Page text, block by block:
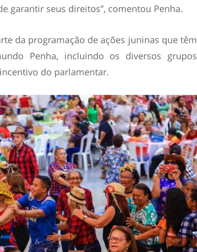
garantir seus direitos”, comentou Penha.
da programação de ações juninas que têm
Penha, incluindo os diversos grupos
do parlamentar.